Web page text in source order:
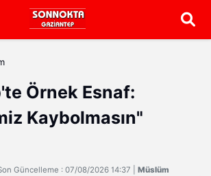
Örnek Esnaf:
Kaybolmasın"
Güncelleme : 07/08/2026 14:37 | Müslüm